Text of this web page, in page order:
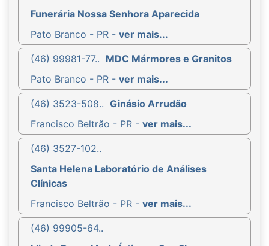
Funerária Nossa Senhora Aparecida
Pato Branco - PR - ver mais...
(46) 99981-77.. MDC Mármores e Granitos
Pato Branco - PR - ver mais...
(46) 3523-508.. Ginásio Arrudão
Francisco Beltrão - PR - ver mais...
(46) 3527-102..
Santa Helena Laboratório de Análises
Clínicas
Francisco Beltrão - PR - ver mais...
(46) 99905-64..